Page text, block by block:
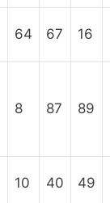
64 67 16
8 87 89
10 40 49